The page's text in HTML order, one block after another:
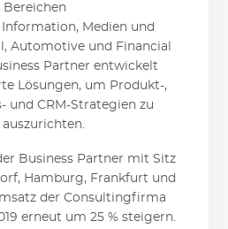
Bereichen
Medien und
Automotive und Financial
Partner entwickelt
Lösungen, um Produkt-,
und CRM-Strategien zu
Business Partner mit Sitz
Hamburg, Frankfurt und
der Consultingfirma
erneut um 25 % steigern.